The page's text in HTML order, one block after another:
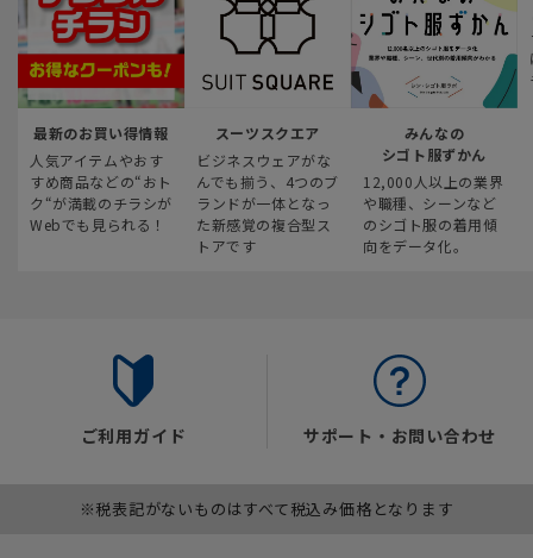
最新のお買い得情報
人気アイテムやおす
すめ商品などの“おト
ク“が満載のチラシが
Webでも見られる！
スーツスクエア
ビジネスウェアがな
んでも揃う、4つのブ
ランドが一体となっ
た新感覚の複合型ス
トアです
みんなの
シゴト服ずかん
12,000人以上の業界
や職種、シーンなど
のシゴト服の着用傾
向をデータ化。
ご利用ガイド サポート・お問い合わせ
※税表記がないものはすべて税込み価格となります